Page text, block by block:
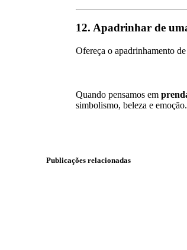
12. Apadrinhar de
Ofereça o apadrinhamento
Quando pensamos em
simbolismo, beleza e
Publicações relacionadas